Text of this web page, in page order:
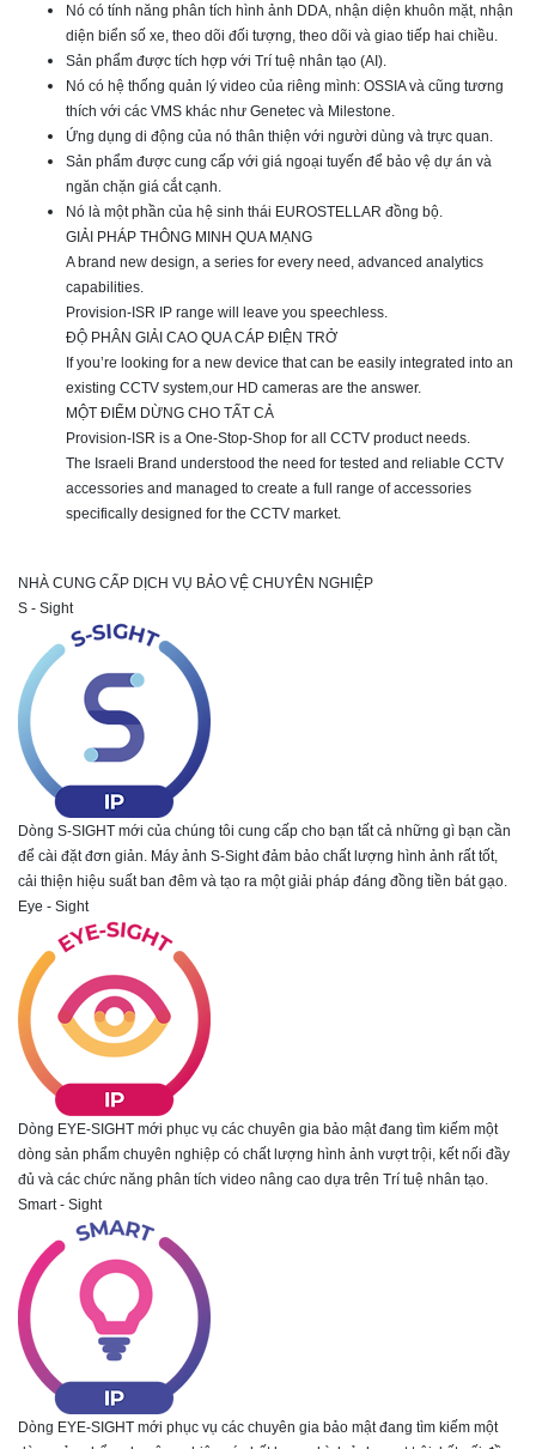
Nó có tính năng phân tích hình ảnh DDA, nhận diện khuôn mặt, nhận
diện biển số xe, theo dõi đối tượng, theo dõi và giao tiếp hai chiều.
Sản phẩm được tích hợp với Trí tuệ nhân tạo (AI).
Nó có hệ thống quản lý video của riêng mình: OSSIA và cũng tương
thích với các VMS khác như Genetec và Milestone.
Ứng dụng di động của nó thân thiện với người dùng và trực quan.
Sản phẩm được cung cấp với giá ngoại tuyến để bảo vệ dự án và
ngăn chặn giá cắt cạnh.
Nó là một phần của hệ sinh thái EUROSTELLAR đồng bộ.
GIẢI PHÁP THÔNG MINH QUA MẠNG
A brand new design, a series for every need, advanced analytics
capabilities.
Provision-ISR IP range will leave you speechless.
ĐỘ PHÂN GIẢI CAO QUA CÁP ĐIỆN TRỞ
If you’re looking for a new device that can be easily integrated into an
existing CCTV system,our HD cameras are the answer.
MỘT ĐIỂM DỪNG CHO TẤT CẢ
Provision-ISR is a One-Stop-Shop for all CCTV product needs.
The Israeli Brand understood the need for tested and reliable CCTV
accessories and managed to create a full range of accessories
specifically designed for the CCTV market.
NHÀ CUNG CẤP DỊCH VỤ BẢO VỆ CHUYÊN NGHIỆP
S - Sight
Dòng S-SIGHT mới của chúng tôi cung cấp cho bạn tất cả những gì bạn cần
để cài đặt đơn giản. Máy ảnh S-Sight đảm bảo chất lượng hình ảnh rất tốt,
cải thiện hiệu suất ban đêm và tạo ra một giải pháp đáng đồng tiền bát gạo.
Eye - Sight
Dòng EYE-SIGHT mới phục vụ các chuyên gia bảo mật đang tìm kiếm một
dòng sản phẩm chuyên nghiệp có chất lượng hình ảnh vượt trội, kết nối đầy
đủ và các chức năng phân tích video nâng cao dựa trên Trí tuệ nhân tạo.
Smart - Sight
Dòng EYE-SIGHT mới phục vụ các chuyên gia bảo mật đang tìm kiếm một